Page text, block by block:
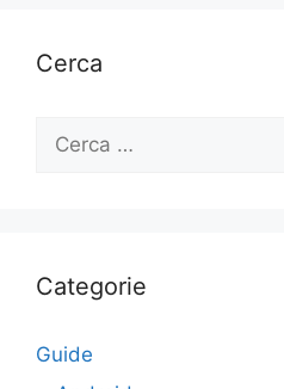
Cerca
per:
Categorie
Guide